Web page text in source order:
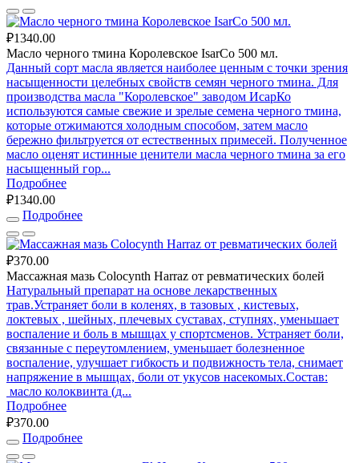
₽1340.00
Масло черного тмина Королевское IsarCo 500 мл.
Данный сорт масла является наиболее ценным с точки зрения
насыщенности целебных свойств семян черного тмина. Для
производства масла "Королевское" заводом ИсарКо
используются самые свежие и зрелые семена черного тмина,
которые отжимаются холодным способом, затем масло
бережно фильтруется от естественных примесей. Полученное
масло оценят истинные ценители масла черного тмина за его
насыщенный гор...
Подробнее
₽1340.00
Подробнее
₽370.00
Массажная мазь Colocynth Harraz от ревматических болей
Натуральный препарат на основе лекарственных
трав.Устраняет боли в коленях, в тазовых , кистевых,
локтевых , шейных, плечевых суставах, ступнях, уменьшает
воспаление и боль в мышцах у спортсменов. Устраняет боли,
связанные с переутомлением, уменьшает болезненное
воспаление, улучшает гибкость и подвижность тела, снимает
напряжение в мышцах, боли от укусов насекомых.Cостав:
масло колоквинта (д...
Подробнее
₽370.00
Подробнее